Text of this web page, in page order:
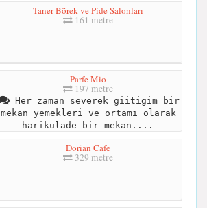
Taner Börek ve Pide Salonları
161 metre
Parfe Mio
197 metre
Her zaman severek giitigim bir
mekan yemekleri ve ortamı olarak
harikulade bir mekan....
Dorian Cafe
329 metre